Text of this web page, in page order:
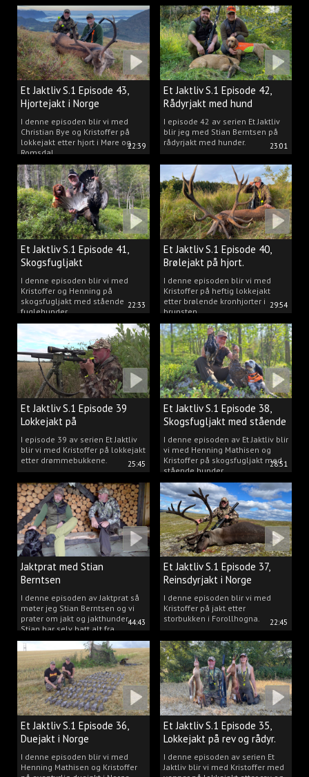
22:39
Et Jaktliv S.1 Episode 43,
Hjortejakt i Norge
I denne episoden blir vi med
Christian Bye og Kristoffer på
lokkejakt etter hjort i Møre og
Romsdal.
23:01
Et Jaktliv S.1 Episode 42,
Rådyrjakt med hund
I episode 42 av serien Et Jaktliv
blir jeg med Stian Berntsen på
rådyrjakt med hunder.
22:33
Et Jaktliv S.1 Episode 41,
Skogsfugljakt
I denne episoden blir vi med
Kristoffer og Henning på
skogsfugljakt med stående
fuglehunder.
29:54
Et Jaktliv S.1 Episode 40,
Brølejakt på hjort.
I denne episoden blir vi med
Kristoffer på heftig lokkejakt
etter brølende kronhjorter i
brunsten.
25:45
Et Jaktliv S.1 Episode 39
Lokkejakt på
drømmebukkene
I episode 39 av serien Et Jaktliv
blir vi med Kristoffer på lokkejakt
etter drømmebukkene.
28:51
Et Jaktliv S.1 Episode 38,
Skogsfugljakt med stående
hunder.
I denne episoden av Et Jaktliv blir
vi med Henning Mathisen og
Kristoffer på skogsfugljakt med
stående hunder.
44:43
Jaktprat med Stian
Berntsen
I denne episoden av Jaktprat så
møter jeg Stian Berntsen og vi
prater om jakt og jakthunder.
Stian har selv hatt alt fra
støvere, til elghunder,
rådyrhunder, spetser, apportører
og stående fuglehunder.
22:45
Et Jaktliv S.1 Episode 37,
Reinsdyrjakt i Norge
I denne episoden blir vi med
Kristoffer på jakt etter
storbukken i Forollhogna.
Et Jaktliv S.1 Episode 36,
Duejakt i Norge
I denne episoden blir vi med
Henning Mathisen og Kristoffer
Et Jaktliv S.1 Episode 35,
Lokkejakt på rev og rådyr.
I denne episoden av serien Et
Jaktliv blir vi med Kristoffer med